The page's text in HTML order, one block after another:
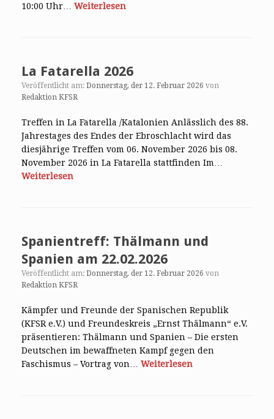
10:00 Uhr… Weiterlesen
La Fatarella 2026
Veröffentlicht am: Donnerstag, der 12. Februar 2026 von
Redaktion KFSR
Treffen in La Fatarella /Katalonien Anlässlich des 88.
Jahrestages des Endes der Ebroschlacht wird das
diesjährige Treffen vom 06. November 2026 bis 08.
November 2026 in La Fatarella stattfinden Im…
Weiterlesen
Spanientreff: Thälmann und
Spanien am 22.02.2026
Veröffentlicht am: Donnerstag, der 12. Februar 2026 von
Redaktion KFSR
Kämpfer und Freunde der Spanischen Republik
(KFSR e.V.) und Freundeskreis „Ernst Thälmann“ e.V.
präsentieren: Thälmann und Spanien – Die ersten
Deutschen im bewaffneten Kampf gegen den
Faschismus – Vortrag von… Weiterlesen